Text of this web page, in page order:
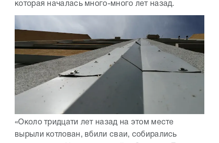
которая началась много-много лет назад.
«Около тридцати лет назад на этом месте
вырыли котлован, вбили сваи, собирались